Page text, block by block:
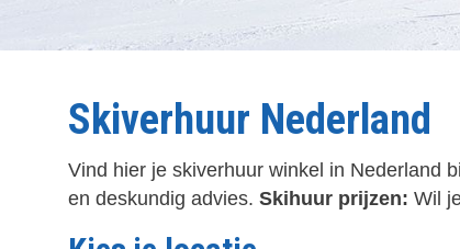
Skiverhuur Nederland
Vind hier je skiverhuur winkel in Nederland
en deskundig advies. Skihuur prijzen: Wil